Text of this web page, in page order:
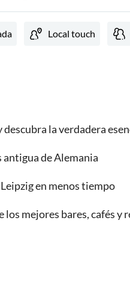
Local touch
la verdadera
antigua de Alemania
en menos tiempo
mejores bares, cafés y